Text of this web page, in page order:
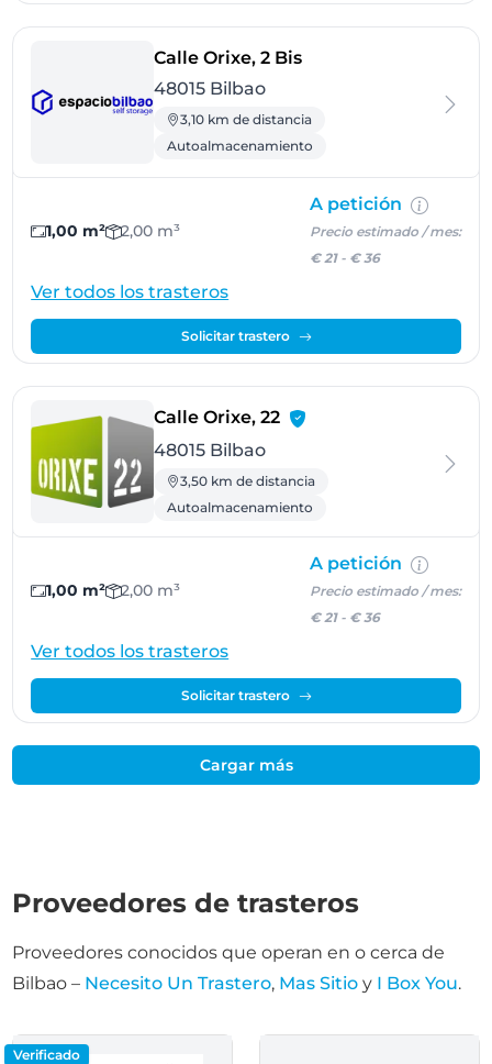
Calle Orixe, 2 Bis- Bilbao
48015 Bilbao
3,10 km de distancia
Autoalmacenamiento
1,00 m² 2,00 m³
A petición
Precio estimado / mes:
€ 21- € 36
Ver todos los trasteros
Solicitar trastero
Calle Orixe, 22- Bilbao
48015 Bilbao
3,50 km de distancia
Autoalmacenamiento
1,00 m² 2,00 m³
A petición
Precio estimado / mes:
€ 21- € 36
Ver todos los trasteros
Solicitar trastero
Cargar más
Proveedores de trasteros
Proveedores conocidos que operan en o cerca de
Bilbao – Necesito Un Trastero, Mas Sitio y I Box You.
Verificado